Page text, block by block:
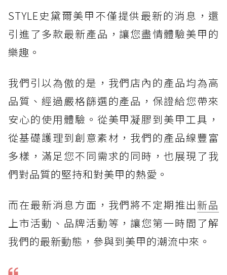
STYLE史黛爾美甲不僅提供最新的消息，還
引進了多款最新產品，讓您盡情體驗美甲的
樂趣。
我們引以為傲的是，我們店內的產品均為高
品質、經過嚴格篩選的產品，保證給您帶來
安心的使用體驗。從美甲凝膠到美甲工具，
從基礎護理到創意素材，我們的產品線豐富
多樣，滿足您不同需求的同時，也展現了我
們對品質的堅持和對美甲的熱愛。
而在最新消息方面，我們將不定期推出新品
上市活動、品牌活動等，讓您第一時間了解
我們的最新動態，參與到美甲的潮流中來。